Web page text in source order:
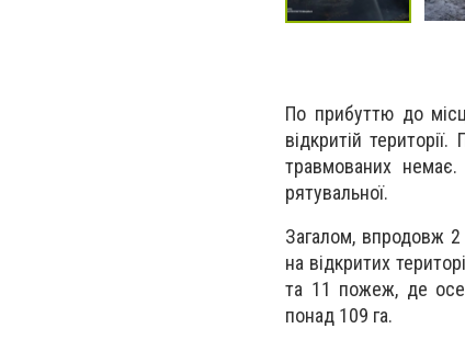
По прибуттю до
відкритій
травмованих
рятувальної.
Загалом, впродовж 2
на відкритих
та 11 пожеж, де
понад 109 га.